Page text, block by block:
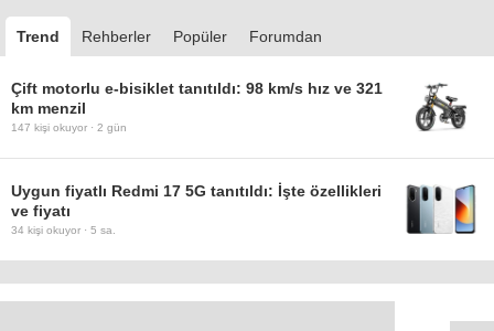
Trend Rehberler Popüler Forumdan
Çift motorlu e-bisiklet tanıtıldı: 98 km/s hız ve 321
km menzil
147 kişi okuyor · 2 gün
Uygun fiyatlı Redmi 17 5G tanıtıldı: İşte özellikleri
ve fiyatı
34 kişi okuyor · 5 sa.